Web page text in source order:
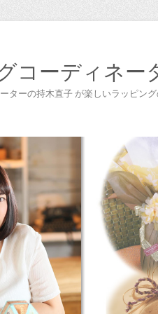
コーディネー
ターの持木直子 が楽しいラッピング